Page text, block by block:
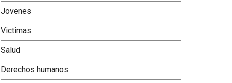
Jovenes
Victimas
Salud
Derechos humanos